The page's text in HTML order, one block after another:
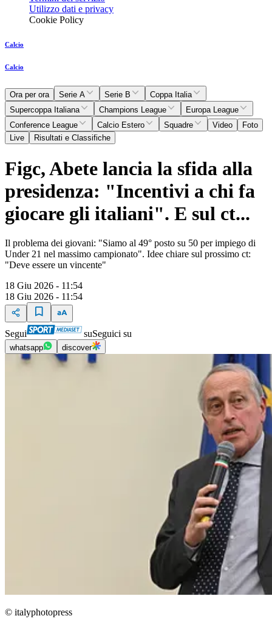
Utilizzo dati e privacy
Cookie Policy
Calcio
Calcio
Ora per ora Serie A Serie B
Coppa Italia
Supercoppa Italiana
Champions League
Europa League
Conference League
Calcio Estero Squadre Video
Foto
Live
Risultati e Classifiche
Figc, Abete lancia la sfida alla
presidenza: "Incentivi a chi fa
giocare gli italiani". E sul ct...
Il problema dei giovani: "Siamo al 49° posto su 50 per impiego di
Under 21 nel massimo campionato". Idee chiare sul prossimo ct:
"Deve essere un vincente"
18 Giu 2026 - 11:54
18 Giu 2026 - 11:54
Segui suSeguici su
whatsapp discover
© italyphotopress